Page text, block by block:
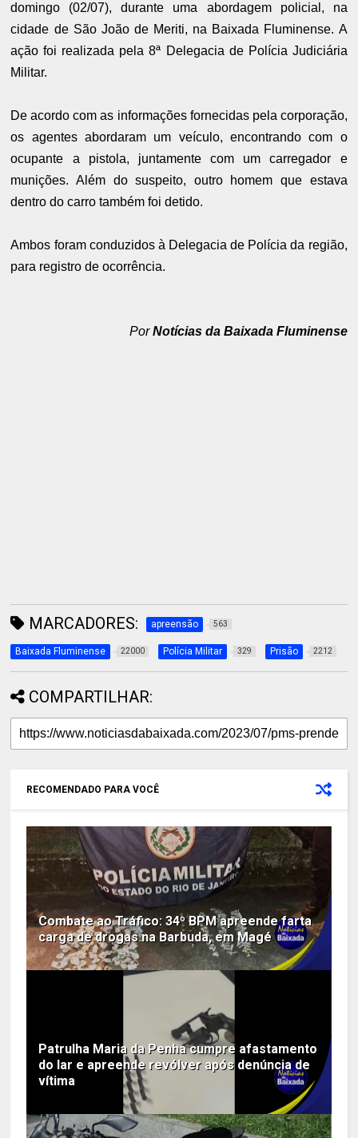
domingo (02/07), durante uma abordagem policial, na
cidade de São João de Meriti, na Baixada Fluminense. A
ação foi realizada pela 8ª Delegacia de Polícia Judiciária
Militar.
De acordo com as informações fornecidas pela corporação,
os agentes abordaram um veículo, encontrando com o
ocupante a pistola, juntamente com um carregador e
munições. Além do suspeito, outro homem que estava
dentro do carro também foi detido.
Ambos foram conduzidos à Delegacia de Polícia da região,
para registro de ocorrência.
PorNotícias da Baixada Fluminense
MARCADORES: apreensão 563
Baixada Fluminense 22000 Polícia Militar 329 Prisão 2212
COMPARTILHAR:
RECOMENDADO PARA VOCÊ
Combate ao Tráfico: 34º BPM apreende farta
carga de drogas na Barbuda, em Magé
Patrulha Maria da Penha cumpre afastamento
do lar e apreende revólver após denúncia de
vítima